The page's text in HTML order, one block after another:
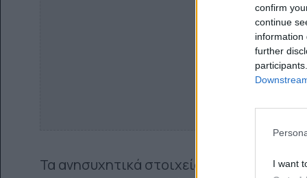
confirm
continue
information
further
I want
Τα ανησυχητικά στοιχεία δείχνουν ότι